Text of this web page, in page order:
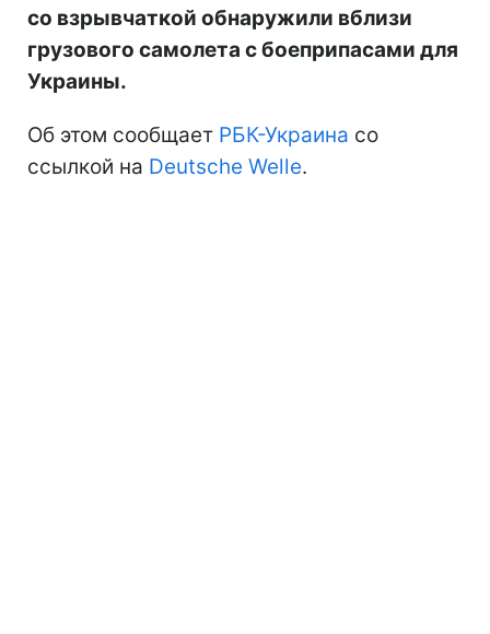
со взрывчаткой обнаружили вблизи
грузового самолета с боеприпасами для
Украины.
Об этом сообщает РБК-Украина со
ссылкой на Deutsche Welle.